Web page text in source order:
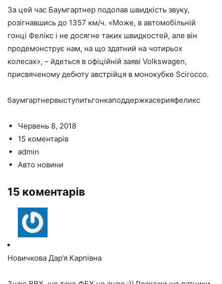
За цей час Баумгартнер подолав швидкість звуку,
розігнавшись до 1357 км/ч. «Може, в автомобільній
гонці Фелікс і не досягне таких швидкостей, але він
продемонструє нам, на що здатний на чотирьох
колесах», – йдеться в офіційній заяві Volkswagen,
присвяченому дебюту австрійця в монокубке Scirocco.
баумгартнервыступитьгонкаподдержкасерияфеликс
Червень 8, 2018
15 коментарів
admin
Авто новини
15 коментарів
Новичкова Дар’я Карпівна